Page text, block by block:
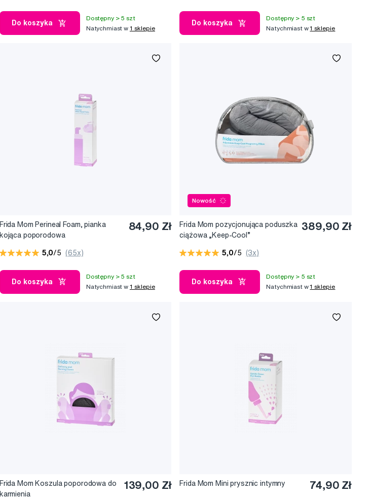
Do koszyka
Dostępny > 5 szt
Natychmiast w 1 sklepie
Do koszyka
Dostępny > 5 szt
Natychmiast w1 sklepie
Frida Mom Perineal Foam, pianka
kojąca poporodowa
84,90 Zł
5,0/5 (65x)
Do koszyka
Dostępny > 5 szt
Natychmiast w 1 sklepie
Nowość
Frida Mom pozycjonująca poduszka
ciążowa „Keep-Cool”
389,90 Zł
5,0/5 (3x)
Do koszyka
Dostępny > 5 szt
Natychmiast w1 sklepie
Frida Mom Koszula poporodowa do
karmienia
139,00 Zł Frida Mom Mini prysznic intymny 74,90 Zł